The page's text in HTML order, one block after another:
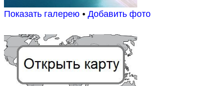
Показать галерею • Добавить фото